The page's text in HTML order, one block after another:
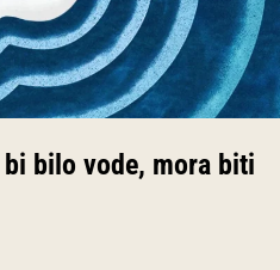
bilo vode, mora biti